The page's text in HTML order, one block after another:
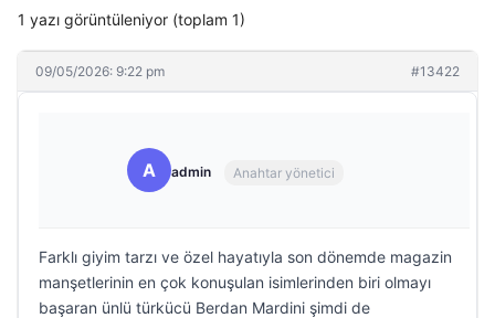
1 yazı görüntüleniyor (toplam 1)
09/05/2026: 9:22 pm #13422
A admin Anahtar yönetici
Farklı giyim tarzı ve özel hayatıyla son dönemde magazin
manşetlerinin en çok konuşulan isimlerinden biri olmayı
başaran ünlü türkücü Berdan Mardini şimdi de